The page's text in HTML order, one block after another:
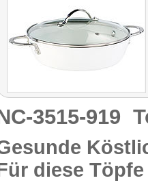
3515-919
diese